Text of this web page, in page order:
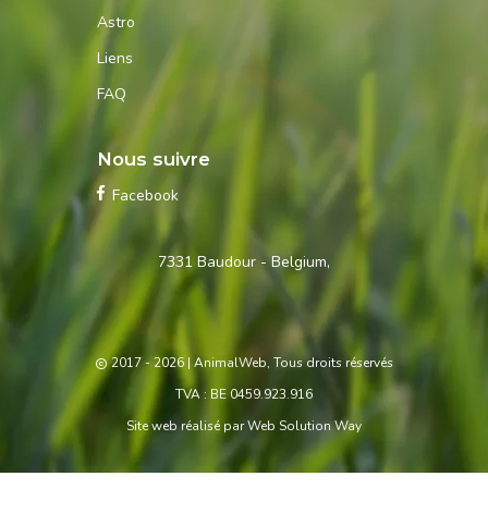
Astro
Liens
FAQ
Contactez-
7331 Baudour - Belgium,
Nous suivre
Facebook
2017 - 2026 | AnimalWeb, Tous droits réservés
TVA : BE 0459.923.916
Site web réalisé parWeb Solution Way